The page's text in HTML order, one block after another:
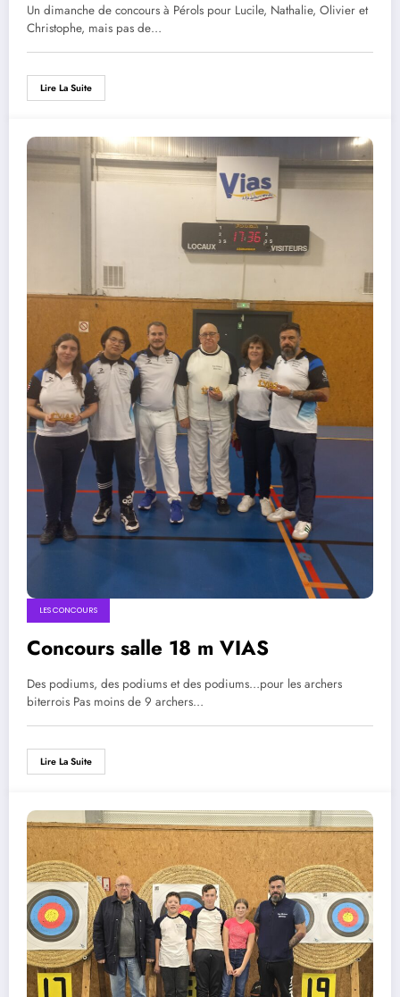
Un dimanche de concours à Pérols pour Lucile, Nathalie, Olivier et
Christophe, mais pas de…
Lire La Suite
LES CONCOURS
Concours salle 18 m VIAS
Des podiums, des podiums et des podiums…pour les archers
biterrois Pas moins de 9 archers…
Lire La Suite